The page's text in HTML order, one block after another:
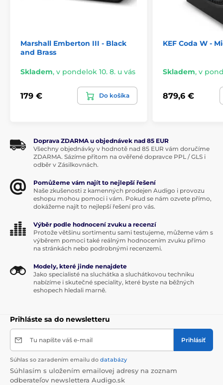
Spotify Connect, Apple Music a ďalšie. Prehrávať je
možné PCM a DSD až do 24bit/384kHz. Aplikácia KEF
vypínaním s televízorom
Výstup pre aktívny subwoofer
Aplikácia KEF Connect na prispôsobenie miestnosti,
ekvalizér
Produkt je zaradený v kategóriách
K počítači Bezdrátové
HiFi regálové HiFi aktivní
Marshall Emberton III - Black
and Brass
Skladem, v pondelok 10. 8. u vás
179 € Do košíka
KEF Coda W -
Skladem, v
879,6 €
Doprava ZDARMA u objednávek nad 85 EUR
Všechny objednávky v hodnotě nad 85 EUR vám doručíme
ZDARMA. Sázíme přitom na ověřené dopravce PPL / GLS i
odběr v Zásilkovnách.
Pomůžeme vám najít to nejlepší řešení
Naše zkušenosti z kamenných prodejen Audigo i provozu
eshopu mohou pomoci i vám. Pokud se nám ozvete přímo,
dokážeme najít to nejlepší řešení pro vás.
Výběr podle hodnocení zvuku a recenzí
Protože většinu sortimentu sami testujeme, můžeme vám s
výběrem pomoci také reálným hodnocením zvuku přímo
na stránkách nebo podrobnými recenzemi.
Modely, které jinde nenajdete
Jako specialisté na sluchátka a sluchátkovou techniku
nabízíme i skutečné speciality, které byste na běžných
eshopech hledali marně.
Prihláste sa do newsletteru
Tu napíšte váš e-mail Prihlásiť
Súhlas so zaradením emailu do databázy
Súhlasím s uložením emailovej adresy na zoznam
odberateľov newslettera Audigo.sk